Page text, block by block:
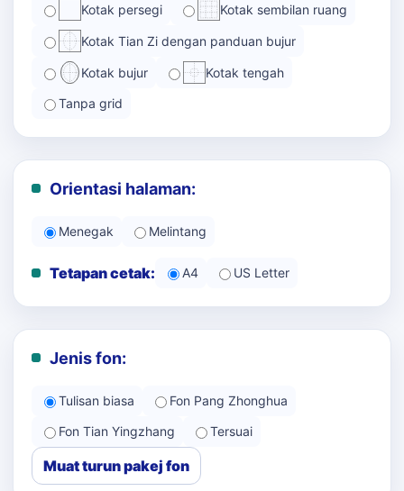
Kotak persegi Kotak sembilan ruang
Kotak Tian Zi dengan panduan bujur
Kotak bujur Kotak tengah
Tanpa grid
Orientasi halaman:
Menegak Melintang
Tetapan cetak: A4 US Letter
Jenis fon:
Tulisan biasa
Fon Pang Zhonghua
Fon Tian Yingzhang
Tersuai
Muat turun pakej fon